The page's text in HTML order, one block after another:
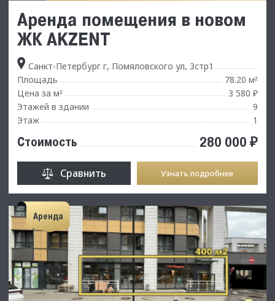
Аренда помещения в новом
ЖК AKZENT
Санкт-Петербург г, Помяловского ул, 3стр1
Площадь
78.20 м²
Цена за м²
3 580 ₽
Этажей в здании
9
Этаж
1
Стоимость 280 000 ₽
Сравнить Узнать подробнее
Аренда